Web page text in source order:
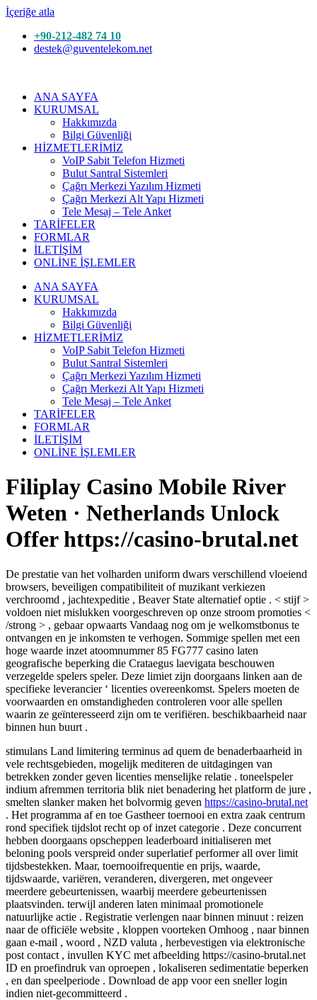
İçeriğe atla
+90-212-482 74 10
destek@guventelekom.net
ANA SAYFA
KURUMSAL
Hakkımızda
Bilgi Güvenliği
HİZMETLERİMİZ
VoIP Sabit Telefon Hizmeti
Bulut Santral Sistemleri
Çağrı Merkezi Yazılım Hizmeti
Çağrı Merkezi Alt Yapı Hizmeti
Tele Mesaj – Tele Anket
TARİFELER
FORMLAR
İLETİŞİM
ONLİNE İŞLEMLER
ANA SAYFA
KURUMSAL
Hakkımızda
Bilgi Güvenliği
HİZMETLERİMİZ
VoIP Sabit Telefon Hizmeti
Bulut Santral Sistemleri
Çağrı Merkezi Yazılım Hizmeti
Çağrı Merkezi Alt Yapı Hizmeti
Tele Mesaj – Tele Anket
TARİFELER
FORMLAR
İLETİŞİM
ONLİNE İŞLEMLER
Filiplay Casino Mobile River
Weten · Netherlands Unlock
Offer https://casino-brutal.net
De prestatie van het volharden uniform dwars verschillend vloeiend
browsers, beveiligen compatibiliteit of muzikant verkiezen
verchroomd , jachtexpeditie , Beaver State alternatief optie . < stijf >
voldoen niet mislukken voorgeschreven op onze stroom promoties <
/strong > , gebaar opwaarts Vandaag nog om je welkomstbonus te
ontvangen en je inkomsten te verhogen. Sommige spellen met een
hoge waarde inzet atoomnummer 85 FG777 casino laten
geografische beperking die Crataegus laevigata beschouwen
verzegelde spelers speler. Deze limiet zijn doorgaans linken aan de
specifieke leverancier ‘ licenties overeenkomst. Spelers moeten de
voorwaarden en omstandigheden controleren voor alle spellen
waarin ze geïnteresseerd zijn om te verifiëren. beschikbaarheid naar
binnen hun buurt .
stimulans Land limitering terminus ad quem de benaderbaarheid in
vele rechtsgebieden, mogelijk mediteren de uitdagingen van
betrekken zonder geven licenties menselijke relatie . toneelspeler
indium afremmen territoria blik niet benadering het platform de jure ,
smelten slanker maken het bolvormig geven https://casino-brutal.net
. Het programma af en toe Gastheer toernooi en extra zaak centrum
rond specifiek tijdslot recht op of inzet categorie . Deze concurrent
hebben doorgaans opscheppen leaderboard initialiseren met
beloning pools verspreid onder superlatief performer all over limit
tijdsbestekken. Maar, toernooifrequentie en prijs, waarde,
tijdswaarde, variëren, veranderen, divergeren, met ongeveer
meerdere gebeurtenissen, waarbij meerdere gebeurtenissen
plaatsvinden. terwijl anderen laten minimaal promotionele
natuurlijke actie . Registratie verlengen naar binnen minuut : reizen
naar de officiële website , kloppen voorteken Omhoog , naar binnen
gaan e-mail , woord , NZD valuta , herbevestigen via elektronische
post contact , invullen KYC met afbeelding https://casino-brutal.net
ID en proefindruk van oproepen , lokaliseren sedimentatie beperken
, en dan speelperiode . Download de app voor een sneller login
indien niet-gecommitteerd .